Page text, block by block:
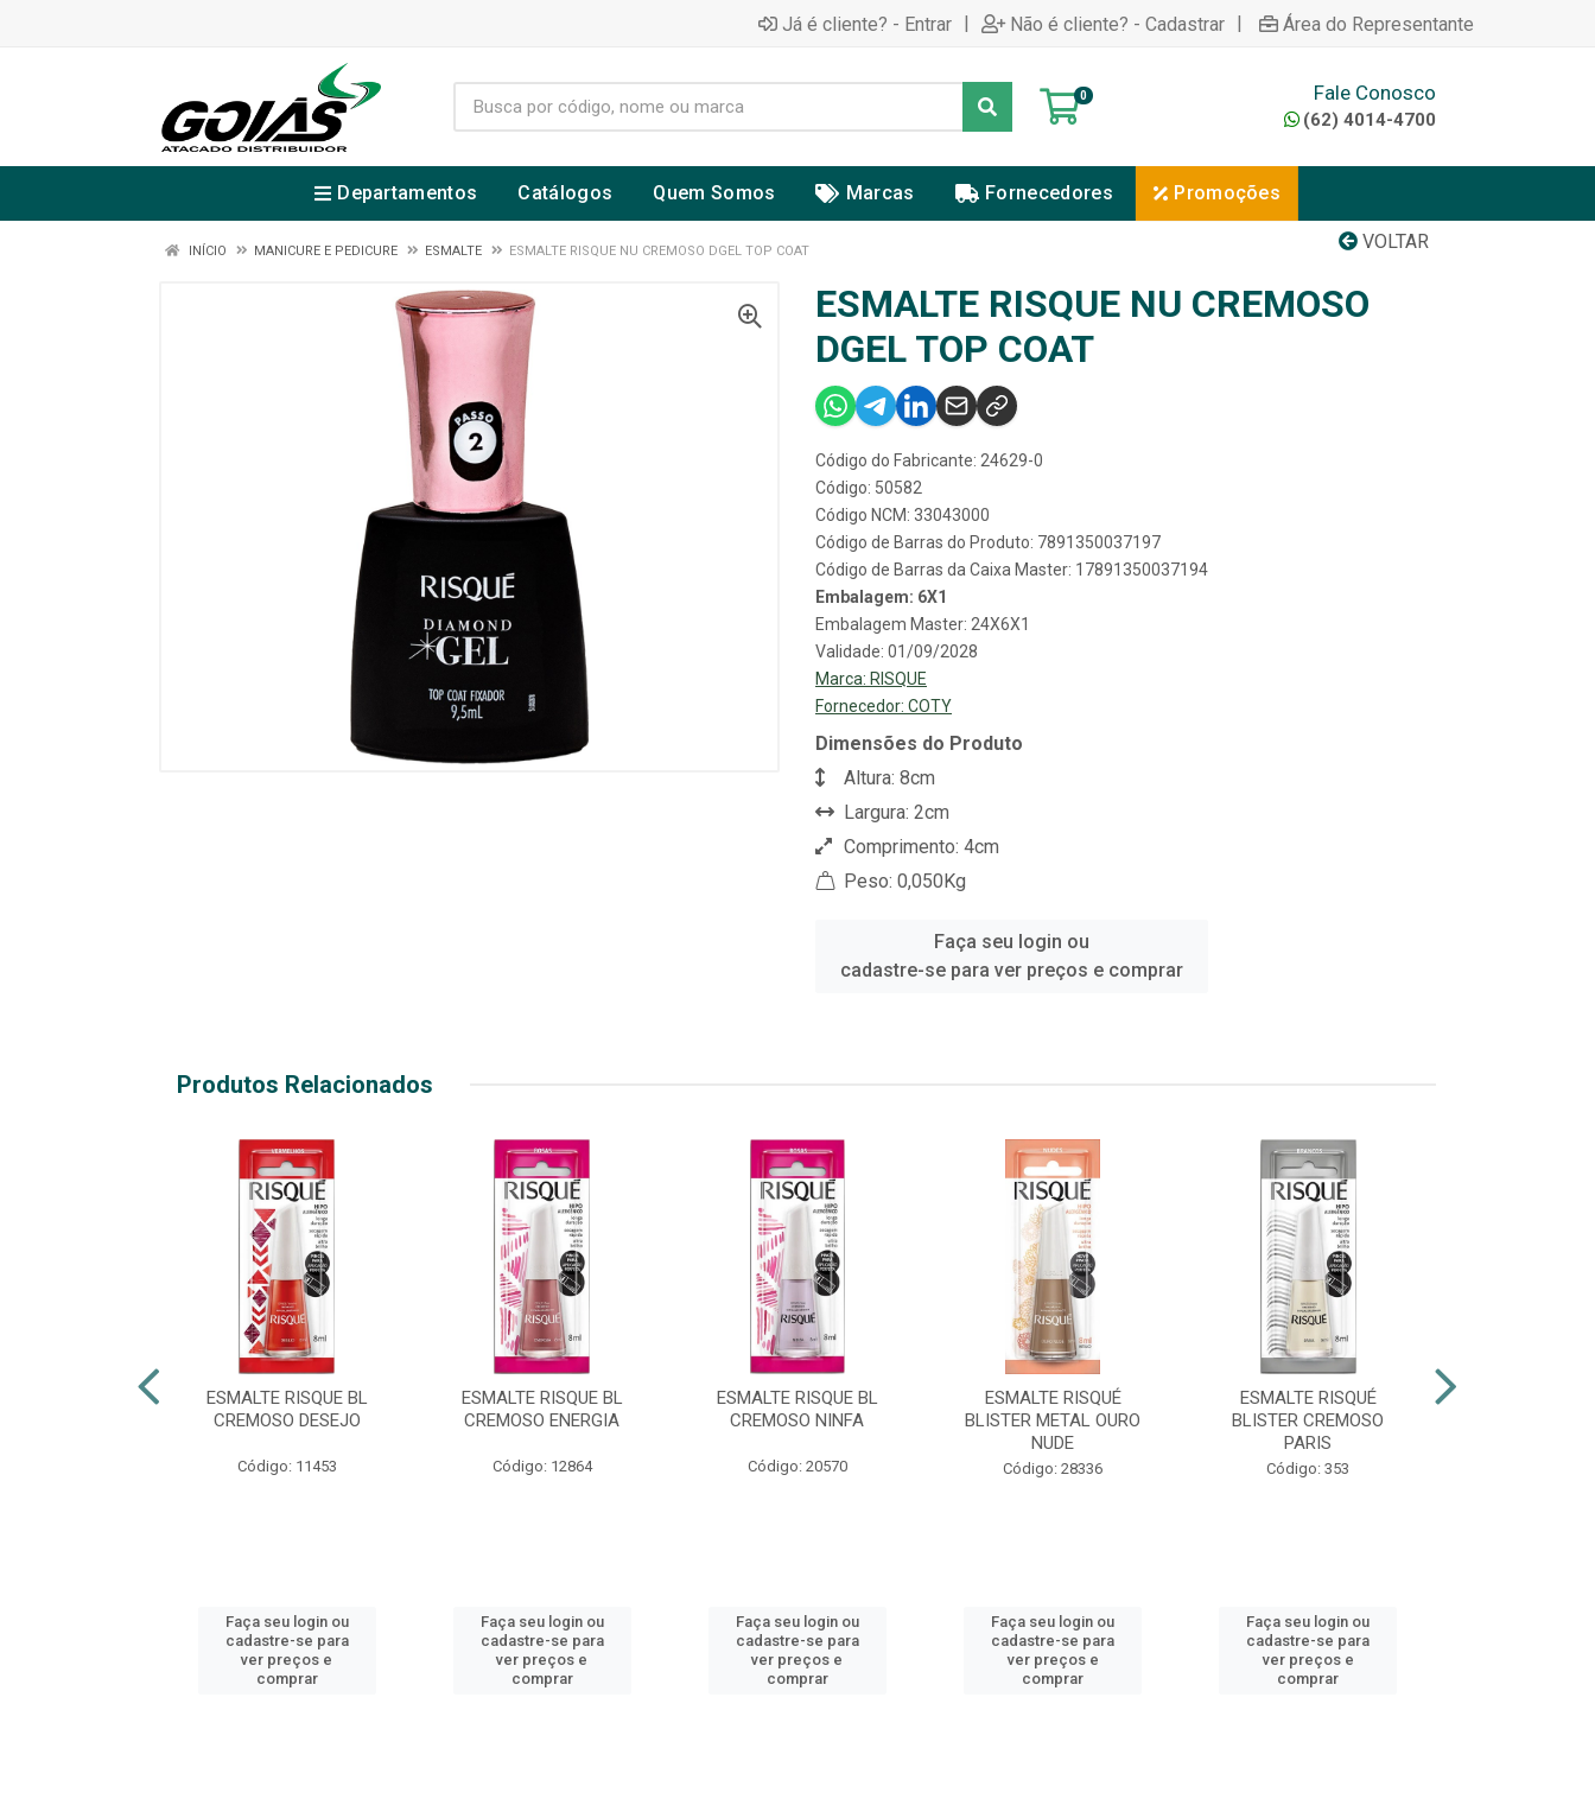
Já é cliente? - Entrar | Não é cliente? - Cadastrar | Área do Representante
0 Fale Conosco
(62) 4014-4700
Departamentos Catálogos Quem Somos Marcas Fornecedores Promoções
VOLTAR
INÍCIO MANICURE E PEDICURE ESMALTE ESMALTE RISQUE NU CREMOSO DGEL TOP COAT
ESMALTE RISQUE NU CREMOSO
DGEL TOP COAT
Código do Fabricante: 24629-0
Código: 50582
Código NCM: 33043000
Código de Barras do Produto: 7891350037197
Código de Barras da Caixa Master: 17891350037194
Embalagem: 6X1
Embalagem Master: 24X6X1
Validade: 01/09/2028
Marca: RISQUE
Fornecedor: COTY
Dimensões do Produto
Altura: 8cm
Largura: 2cm
Comprimento: 4cm
Peso: 0,050Kg
Faça seu login ou
cadastre-se para ver preços e comprar
Produtos Relacionados
ESMALTE RISQUE BL
CREMOSO DESEJO
Código: 11453
Faça seu login ou
cadastre-se para
ver preços e
comprar
ESMALTE RISQUE BL
CREMOSO ENERGIA
Código: 12864
Faça seu login ou
cadastre-se para
ver preços e
comprar
ESMALTE RISQUE BL
CREMOSO NINFA
Código: 20570
Faça seu login ou
cadastre-se para
ver preços e
comprar
ESMALTE RISQUÉ
BLISTER METAL OURO
NUDE
Código: 28336
Faça seu login ou
cadastre-se para
ver preços e
comprar
ESMALTE RISQUÉ
BLISTER CREMOSO
PARIS
Código: 353
Faça seu login ou
cadastre-se para
ver preços e
comprar